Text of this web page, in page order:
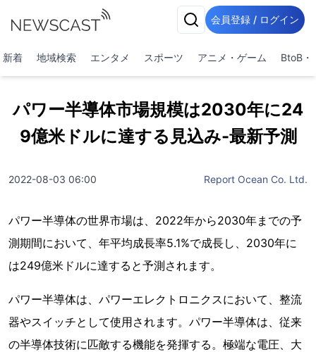
会員登録 / ログイン
新着 地域検索 エンタメ スポーツ アニメ・ゲーム BtoB・
パワー半導体市場規模は2030年に24
9億米ドルに達する見込み-最新予測
2022-08-03 06:00 Report Ocean Co. Ltd.
パワー半導体の世界市場は、2022年から2030年までの予
測期間において、年平均成長率5.1%で成長し、2030年に
は249億米ドルに達すると予測されます。
パワー半導体は、パワーエレクトロニクスにおいて、整流
器やスイッチとして使用されます。パワー半導体は、従来
の半導体技術に匹敵する機能を発揮する。極端な電圧、大